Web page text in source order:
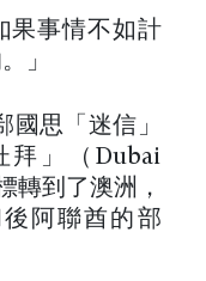
果事情不如計
」
國思「迷信」
拜」（Dubai
轉到了澳洲，
阿聯酋的部